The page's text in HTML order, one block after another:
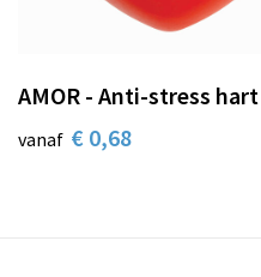
AMOR - Anti-stress hart
vanaf € 0,68